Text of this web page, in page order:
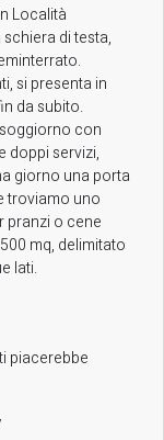
Località
di testa,
si presenta in
da subito.
con
doppi servizi,
giorno una porta
troviamo uno
pranzi o cene
mq, delimitato
lati.
piacerebbe